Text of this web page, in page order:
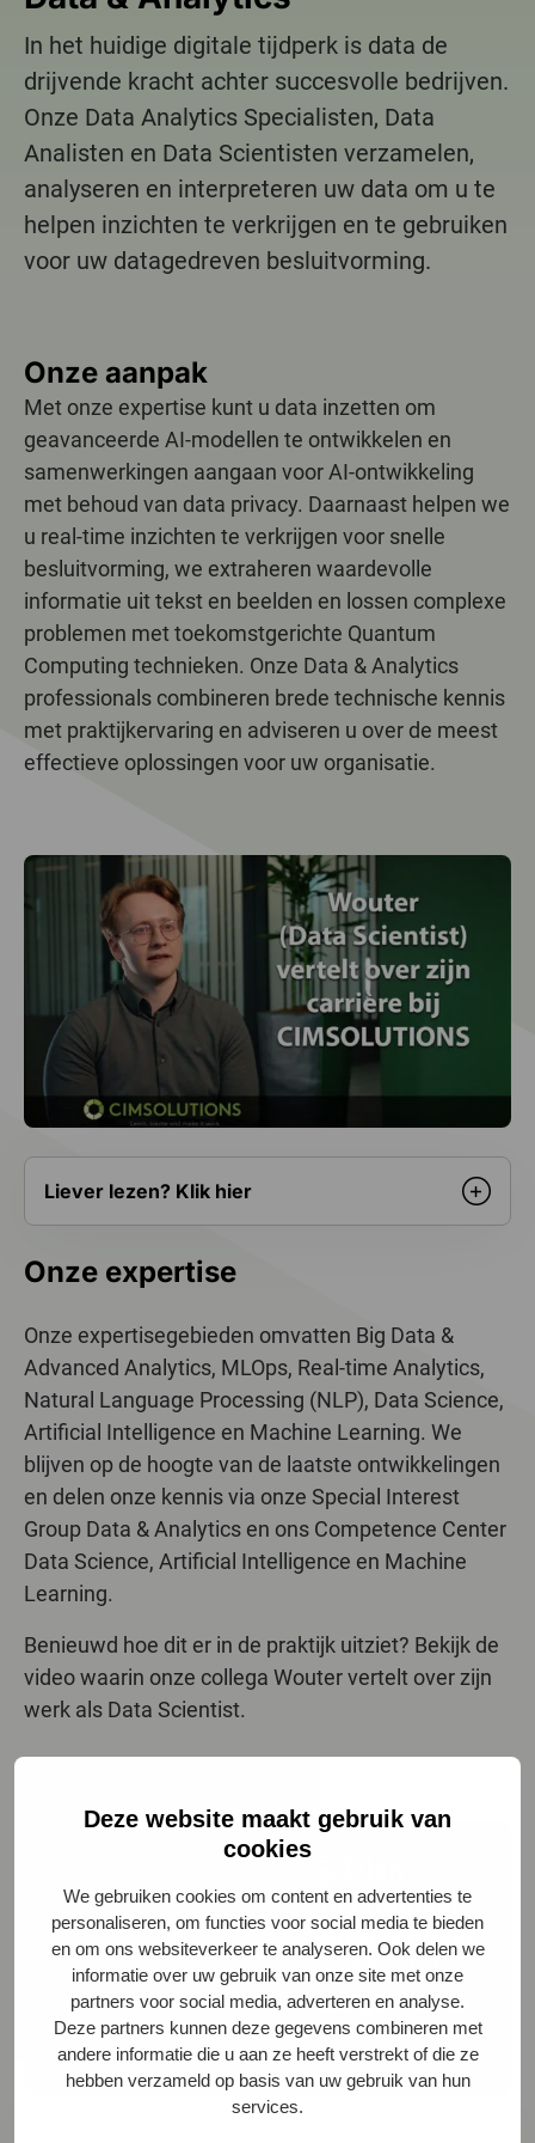
Deze website maakt gebruik van
cookies
We gebruiken cookies om content en advertenties te
personaliseren, om functies voor social media te bieden
en om ons websiteverkeer te analyseren. Ook delen we
informatie over uw gebruik van onze site met onze
partners voor social media, adverteren en analyse.
Deze partners kunnen deze gegevens combineren met
andere informatie die u aan ze heeft verstrekt of die ze
hebben verzameld op basis van uw gebruik van hun
services.
In het huidige digitale tijdperk is data de
drijvende kracht achter succesvolle bedrijven.
Onze Data Analytics Specialisten, Data
Analisten en Data Scientisten verzamelen,
analyseren en interpreteren uw data om u te
helpen inzichten te verkrijgen en te gebruiken
voor uw datagedreven besluitvorming.
Onze aanpak
Met onze expertise kunt u data inzetten om
geavanceerde AI-modellen te ontwikkelen en
samenwerkingen aangaan voor AI-ontwikkeling
met behoud van data privacy. Daarnaast helpen we
u real-time inzichten te verkrijgen voor snelle
besluitvorming, we extraheren waardevolle
informatie uit tekst en beelden en lossen complexe
problemen met toekomstgerichte Quantum
Computing technieken. Onze Data & Analytics
professionals combineren brede technische kennis
met praktijkervaring en adviseren u over de meest
effectieve oplossingen voor uw organisatie.
Onze expertise
Onze expertisegebieden omvatten Big Data &
Advanced Analytics, MLOps, Real-time Analytics,
Natural Language Processing (NLP), Data Science,
Artificial Intelligence en Machine Learning. We
blijven op de hoogte van de laatste ontwikkelingen
en delen onze kennis via onze Special Interest
Group Data & Analytics en ons Competence Center
Data Science, Artificial Intelligence en Machine
Learning.
Benieuwd hoe dit er in de praktijk uitziet? Bekijk de
video waarin onze collega Wouter vertelt over zijn
werk als Data Scientist.
Speel video af
Liever lezen? Klik hier